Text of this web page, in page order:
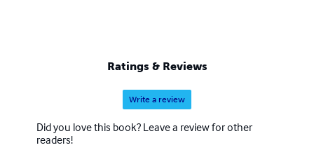
Ratings & Reviews
Write a review
Did you love this book? Leave a review for other
readers!